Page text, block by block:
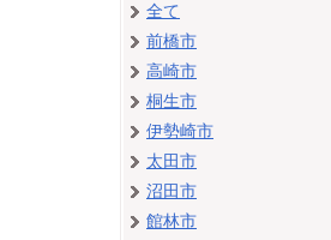
全て
前橋市
高崎市
桐生市
伊勢崎市
太田市
沼田市
館林市